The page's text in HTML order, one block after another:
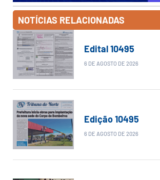
NOTÍCIAS RELACIONADAS
Edital 10495
6 DE AGOSTO DE 2026
Edição 10495
6 DE AGOSTO DE 2026